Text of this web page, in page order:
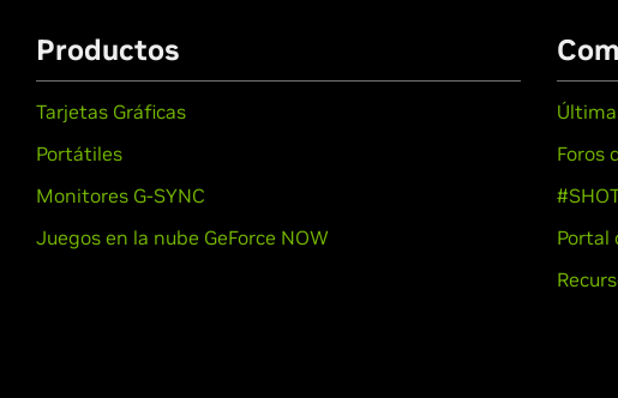
Productos
Tarjetas Gráficas
Portátiles
Monitores G-SYNC
Juegos en la nube GeForce NOW
Foros
Portal